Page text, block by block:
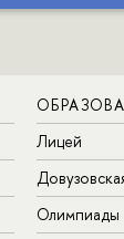
Лицей
Олимпиады